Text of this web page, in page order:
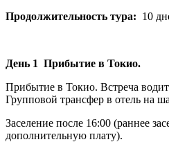
Продолжительность тура: 10
День 1 Прибытие в Токио.
Прибытие в Токио. Встреча
Групповой трансфер в отель на
Заселение после 16:00 (раннее
дополнительную плату).